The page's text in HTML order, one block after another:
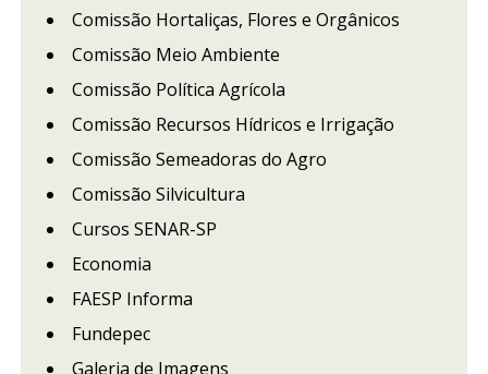
Comissão Hortaliças, Flores e Orgânicos
Comissão Meio Ambiente
Comissão Política Agrícola
Comissão Recursos Hídricos e Irrigação
Comissão Semeadoras do Agro
Comissão Silvicultura
Cursos SENAR-SP
Economia
FAESP Informa
Fundepec
Galeria de Imagens